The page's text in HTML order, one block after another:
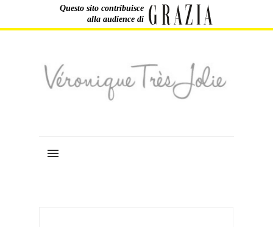
Questo sito contribuisce
alla audience di